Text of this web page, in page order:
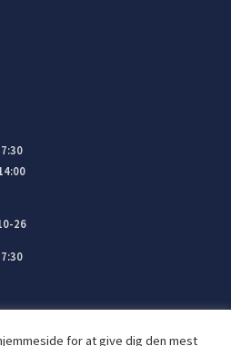
26
for at give dig den mest